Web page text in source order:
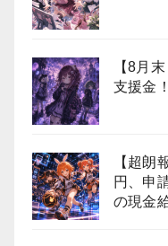
【8月
支援金
【超朗
円、申
の現金